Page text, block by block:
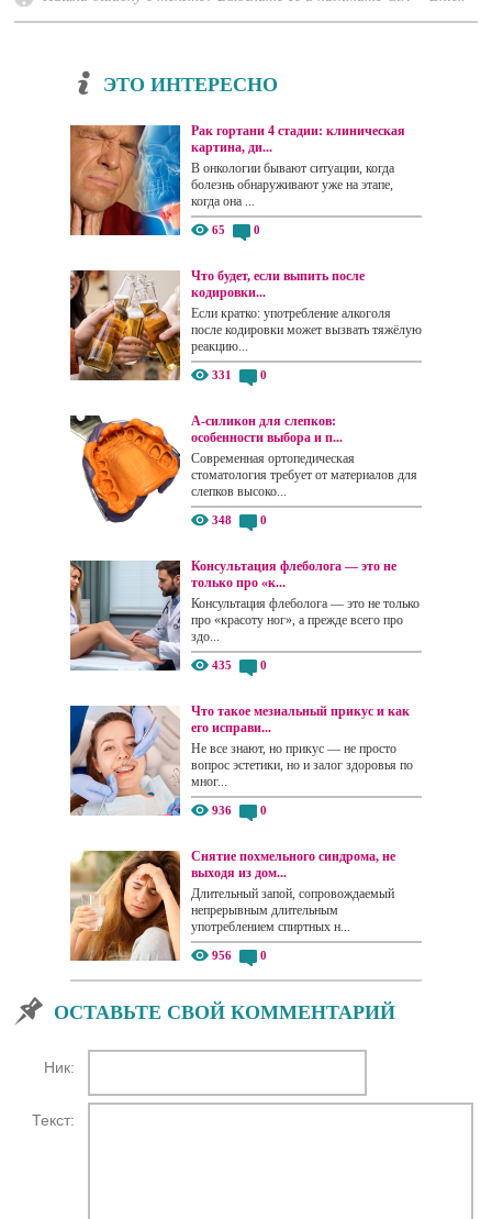
ЭТО ИНТЕРЕСНО
Рак гортани 4 стадии: клиническая
картина, ди...
В онкологии бывают ситуации, когда
болезнь обнаруживают уже на этапе,
когда она ...
65 0
Что будет, если выпить после
кодировки...
Если кратко: употребление алкоголя
после кодировки может вызвать тяжёлую
реакцию...
331 0
А-силикон для слепков:
особенности выбора и п...
Современная ортопедическая
стоматология требует от материалов для
слепков высоко...
348 0
Консультация флеболога — это не
только про «к...
Консультация флеболога — это не только
про «красоту ног», а прежде всего про
здо...
435 0
Что такое мезиальный прикус и как
его исправи...
Не все знают, но прикус — не просто
вопрос эстетики, но и залог здоровья по
мног...
936 0
Снятие похмельного синдрома, не
выходя из дом...
Длительный запой, сопровождаемый
непрерывным длительным
употреблением спиртных н...
956 0
ОСТАВЬТЕ СВОЙ КОММЕНТАРИЙ
Ник:
Текст: